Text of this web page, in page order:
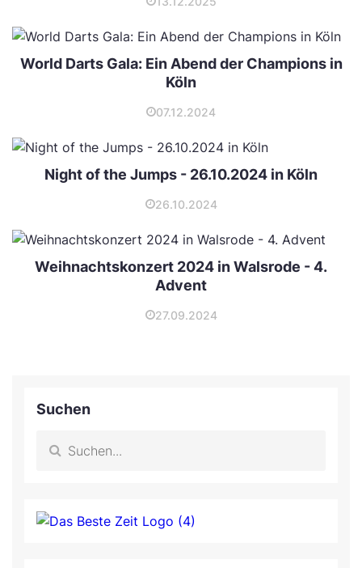
World Darts Gala: Ein Abend der Champions in
Köln
07.12.2024
Night of the Jumps - 26.10.2024 in Köln
26.10.2024
Weihnachtskonzert 2024 in Walsrode - 4.
Advent
27.09.2024
Suchen